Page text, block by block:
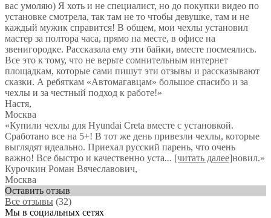
вас умоляю) Я хоть и не специалист, но до покупки видео по
установке смотрела, так там не то чтобы девушке, там и не
каждый мужик справится! В общем, мои чехлы установил
мастер за полтора часа, прямо на месте, в офисе на
звенигородке. Рассказала ему эти байки, вместе посмеялись.
Все это к тому, что не верьте сомнительным интернет
площадкам, которые сами пишут эти отзывы и рассказывают
сказки. А ребяткам «Автомагавцам» большое спасибо и за
чехлы и за честный подход к работе!»
Настя,
Москва
«Купили чехлы для Hyundai Creta вместе с установкой.
Сработано все на 5+! В тот же день привезли чехлы, которые
выглядят идеально. Приехал русский парень, что очень
важно! Все быстро и качественно уста... [читать далее]новил.»
Курочкин Роман Вячеславович,
Москва
Оставить отзыв
Все отзывы (32)
Мы в социальных сетях